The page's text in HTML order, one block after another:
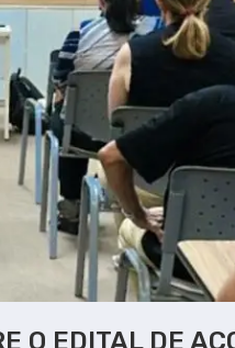
O EDITAL DE